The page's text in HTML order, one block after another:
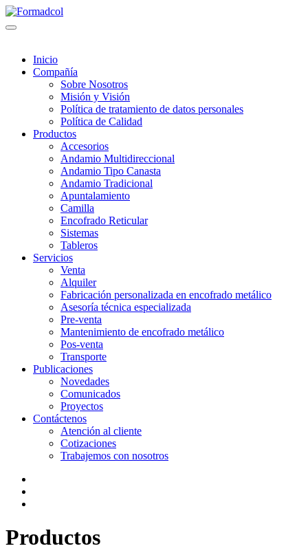
Inicio
Compañía
Sobre Nosotros
Misión y Visión
Política de tratamiento de datos personales
Política de Calidad
Productos
Accesorios
Andamio Multidireccional
Andamio Tipo Canasta
Andamio Tradicional
Apuntalamiento
Camilla
Encofrado Reticular
Sistemas
Tableros
Servicios
Venta
Alquiler
Fabricación personalizada en encofrado metálico
Asesoría técnica especializada
Pre-venta
Mantenimiento de encofrado metálico
Pos-venta
Transporte
Publicaciones
Novedades
Comunicados
Proyectos
Contáctenos
Atención al cliente
Cotizaciones
Trabajemos con nosotros
Productos